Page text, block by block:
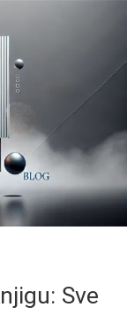
Sve